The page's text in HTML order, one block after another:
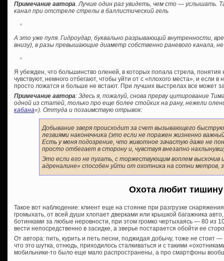
Примечание автора. Лучше один раз увидеть, чем сто — услышать.
канал при отстреле стрелы в баллистический гель
А это уже пуля. Гидроудар, буквально разрывающий внутренности,
внизу), в разы превышающие диаметр собственно раневого канала,
Я убежден, что большинство оленей, в которых попала стрела, понятия
чувствуют, немного отбегают, чтобы уйти от с «плохого места», и если в
просто ложатся и больше не встают. При лучших выстрелах все может
Примечание автора: Здесь я, пожалуй, снова прерву цитирование
одной из статей, только про еще более стойких на рану, нежели
кабана«). Оттуда и позаимствую отрывок:
Добывание зверя происходит за счет вызывающего
лезвиями наконечника (это если не поражен жизненно
Есть у меня подозрение, что животное зачастую даже не
просто отбегает в сторону и, чувствуя внезапно
Это если его не пугать, с торжествующим воплем выскочив
адреналине» способен уйти от охотника на сотни метров,
Охота любит
Такое вот наблюдение: клиент еще на стоянке при разгрузке
громыхать, от всей души хлопает дверками или крышкой багажника
ботинками за любые неровности, при этом громко чертыхаясь — 80 из
вести непосредственно в засидке, а зверье постарается обойти ее
От автора: пить, курить и петь песни, поджидая добычу, тоже не стоит
что это шутка, отнюдь, приходилось сталкиваться и с такими
мобильники-то было еще мало распространены, а про смартфоны